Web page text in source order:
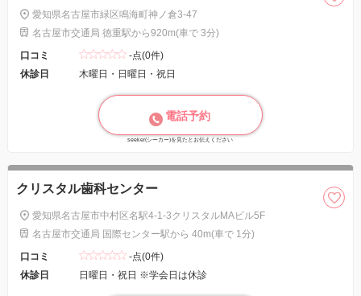
愛知県名古屋市緑区鳴海町神ノ倉3-47
名古屋市交通局 徳重駅から920m(車で 3分)
口コミ
-点(0件)
休診日
木曜日・日曜日・祝日
電話予約
seeker(シーカー)を見たとお伝えください
クリスタル歯科センター
愛知県名古屋市中村区名駅4-1-3クリスタルMAビル5F
名古屋市交通局 国際センター駅から 40m(車で 1分)
口コミ
-点(0件)
休診日
日曜日・祝日 ※学会日は休診